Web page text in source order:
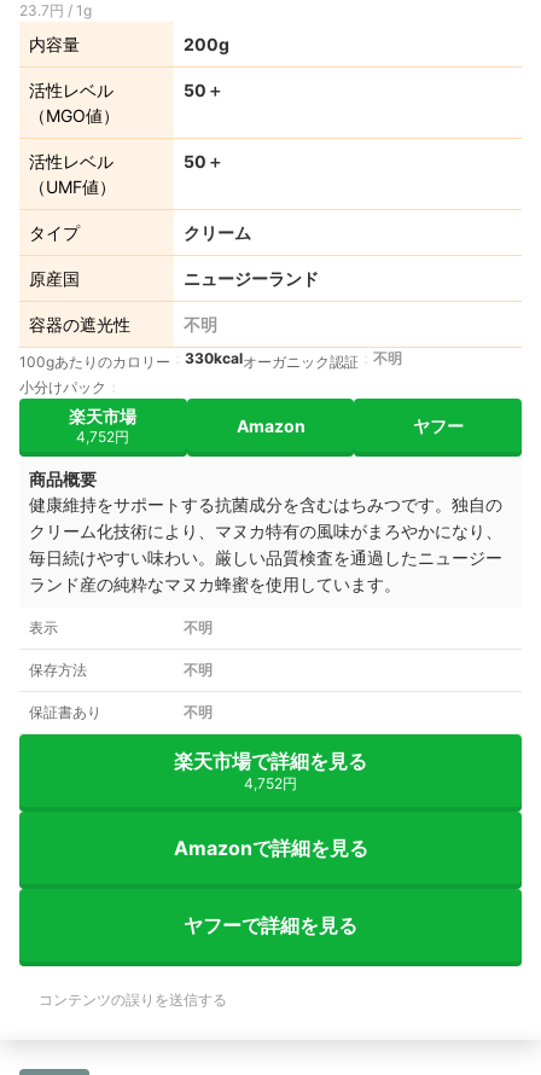
23.7円 / 1g
内容量 200g
活性レベル
（MGO値）
50＋
活性レベル
（UMF値）
50＋
タイプ クリーム
原産国 ニュージーランド
容器の遮光性 不明
100gあたりのカロリー 330kcalオーガニック認証
不明
小分けパック
楽天市場
4,752円
Amazon ヤフー
商品概要
健康維持をサポートする抗菌成分を含むはちみつです。独自の
クリーム化技術により、マヌカ特有の風味がまろやかになり、
毎日続けやすい味わい。厳しい品質検査を通過したニュージー
ランド産の純粋なマヌカ蜂蜜を使用しています。
表示 不明
保存方法 不明
保証書あり 不明
楽天市場で詳細を見る
4,752円
Amazonで詳細を見る
ヤフーで詳細を見る
コンテンツの誤りを送信する